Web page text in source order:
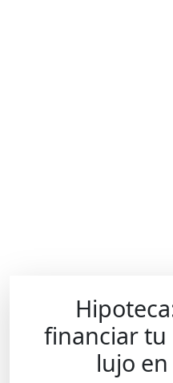
financiar tu
lujo